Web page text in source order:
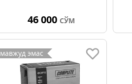
46 000 СЎМ
мавжуд эмас